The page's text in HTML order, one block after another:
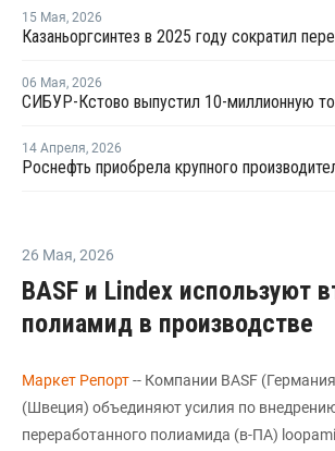
15 Мая, 2026
06 Мая, 2026
14 Апреля, 2026
26 Мая, 2026
BASF и Lindex используют
полиамид в производстве
Маркет Репорт-- Компании BASF
(Швеция) объединяют усилия по
переработанного полиамида (в-ПА)